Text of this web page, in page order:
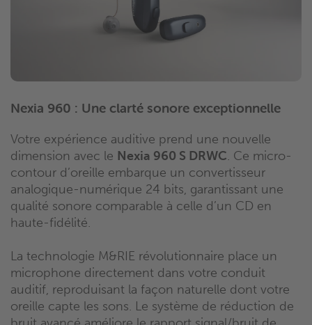
Nexia 960 : Une clarté sonore exceptionnelle
Votre expérience auditive prend une nouvelle
dimension avec le Nexia 960 S DRWC. Ce micro-
contour d’oreille embarque un convertisseur
analogique-numérique 24 bits, garantissant une
qualité sonore comparable à celle d’un CD en
haute-fidélité.
La technologie M&RIE révolutionnaire place un
microphone directement dans votre conduit
auditif, reproduisant la façon naturelle dont votre
oreille capte les sons. Le système de réduction de